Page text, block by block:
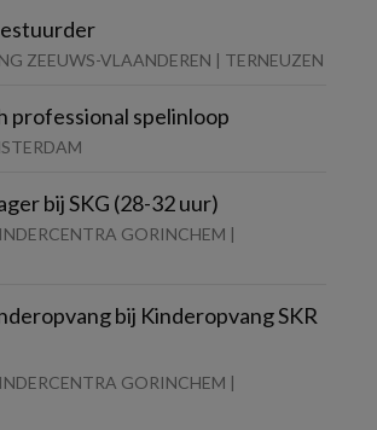
ZEEUWS-VLAANDEREN | TERNEUZEN
professional spelinloop
bij SKG (28-32 uur)
GORINCHEM |
bij Kinderopvang SKR
GORINCHEM |